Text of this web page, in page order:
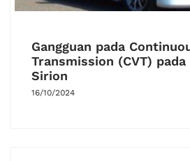
Gangguan pada
Transmission (CVT)
Sirion
16/10/2024